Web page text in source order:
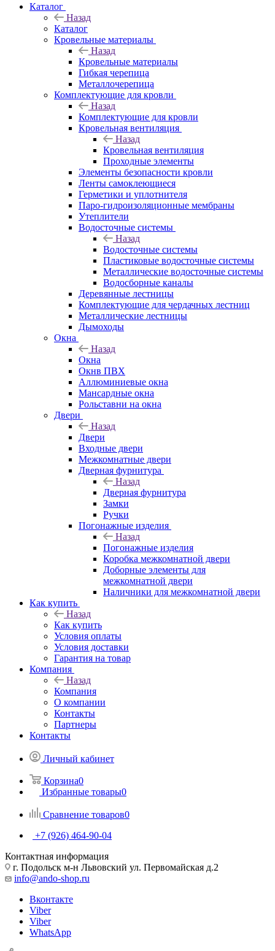
Каталог
Назад
Каталог
Кровельные материалы
Назад
Кровельные материалы
Гибкая черепица
Металлочерепица
Комплектующие для кровли
Назад
Комплектующие для кровли
Кровельная вентиляция
Назад
Кровельная вентиляция
Проходные элементы
Элементы безопасности кровли
Ленты самоклеющиеся
Герметики и уплотнителя
Паро-гидроизоляционные мембраны
Утеплители
Водосточные системы
Назад
Водосточные системы
Пластиковые водосточные системы
Металлические водосточные системы
Водосборные каналы
Деревянные лестницы
Комплектующие для чердачных лестниц
Металлические лестницы
Дымоходы
Окна
Назад
Окна
Окнв ПВХ
Аллюминиевые окна
Мансардные окна
Рольставни на окна
Двери
Назад
Двери
Входные двери
Межкомнатные двери
Дверная фурнитура
Назад
Дверная фурнитура
Замки
Ручки
Погонажные изделия
Назад
Погонажные изделия
Коробка межкомнатной двери
Доборные элементы для
межкомнатной двери
Наличники для межкомнатной двери
Как купить
Назад
Как купить
Условия оплаты
Условия доставки
Гарантия на товар
Компания
Назад
Компания
О компании
Контакты
Партнеры
Контакты
Личный кабинет
Корзина0
Избранные товары0
Сравнение товаров0
+7 (926) 464-90-04
Контактная информация
г. Подольск м-н Львовский ул. Первомайская д.2
info@ando-shop.ru
Вконтакте
Viber
Viber
WhatsApp